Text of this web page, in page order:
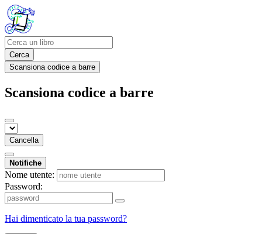
Cerca
Scansiona codice a barre
Scansiona codice a barre
Cancella
Notifiche
Nome utente:
Password:
Hai dimenticato la tua password?